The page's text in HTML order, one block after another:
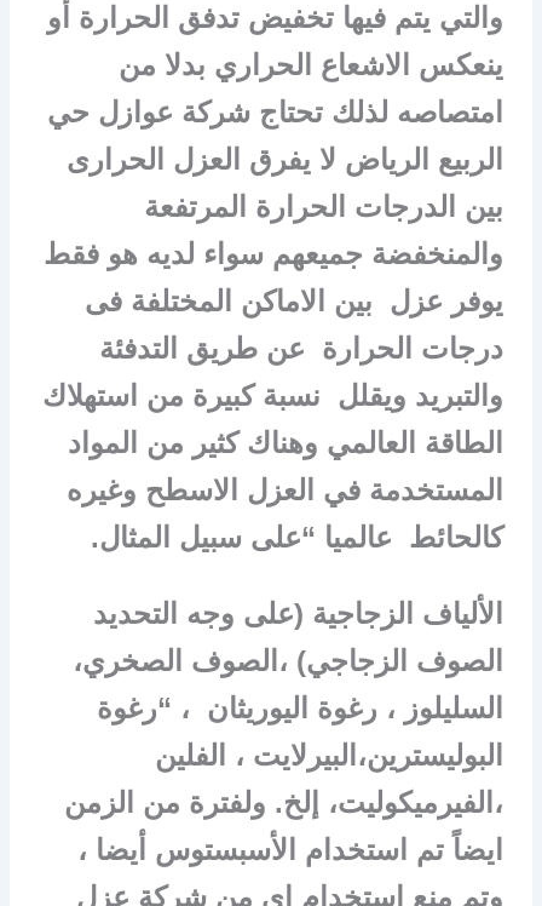
والتي يتم فيها تخفيض تدفق الحرارة أو
ينعكس الاشعاع الحراري بدلا من
امتصاصه لذلك تحتاج شركة عوازل حي
الربيع الرياض لا يفرق العزل الحرارى
بين الدرجات الحرارة المرتفعة
والمنخفضة جميعهم سواء لديه هو فقط
يوفر عزل بين الاماكن المختلفة فى
درجات الحرارة عن طريق التدفئة
والتبريد ويقلل نسبة كبيرة من استهلاك
الطاقة العالمي وهناك كثير من المواد
المستخدمة في العزل الاسطح وغيره
كالحائط عالميا “على سبيل المثال.
الألياف الزجاجية (على وجه التحديد
الصوف الزجاجي) ،الصوف الصخري،
السليلوز ، رغوة اليوريثان ، “رغوة
البوليسترين،البيرلايت ، الفلين
،الفيرميكوليت، إلخ. ولفترة من الزمن
ايضاً تم استخدام الأسبستوس أيضا ،
وتم منع استخدام اى من شركة عزل